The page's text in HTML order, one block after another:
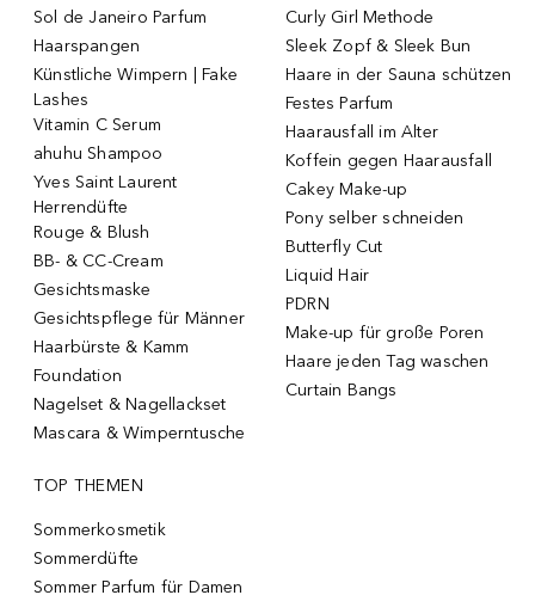
Sol de Janeiro Parfum
Haarspangen
Künstliche Wimpern | Fake
Lashes
Vitamin C Serum
ahuhu Shampoo
Yves Saint Laurent
Herrendüfte
Rouge & Blush
BB- & CC-Cream
Gesichtsmaske
Gesichtspflege für Männer
Haarbürste & Kamm
Foundation
Nagelset & Nagellackset
Mascara & Wimperntusche
Curly Girl Methode
Sleek Zopf & Sleek Bun
Haare in der Sauna schützen
Festes Parfum
Haarausfall im Alter
Koffein gegen Haarausfall
Cakey Make-up
Pony selber schneiden
Butterfly Cut
Liquid Hair
PDRN
Make-up für große Poren
Haare jeden Tag waschen
Curtain Bangs
TOP THEMEN
Sommerkosmetik
Sommerdüfte
Sommer Parfum für Damen